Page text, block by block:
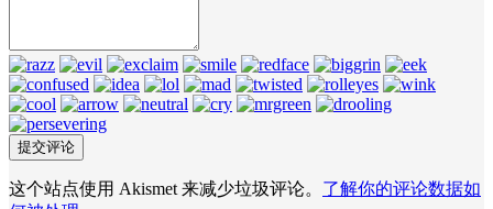
这个站点使用 Akismet 来减少垃圾评论。 了解你的评论数据如